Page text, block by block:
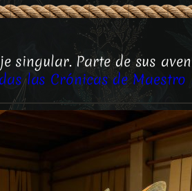
singular. Parte de sus
las Crónicas de Maestro